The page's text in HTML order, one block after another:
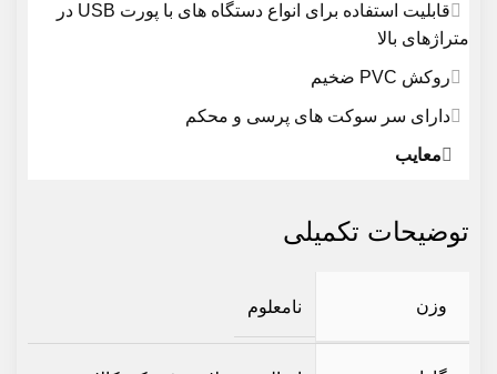
قابلیت استفاده برای انواع دستگاه های با پورت USB در
متراژهای بالا
روکش PVC ضخیم
دارای سر سوکت های پرسی و محکم
معایب
توضیحات تکمیلی
وزن نامعلوم